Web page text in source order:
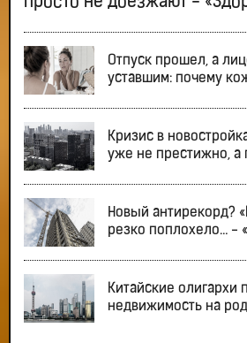
Отпуск прошел, а
уставшим: почему
Кризис в
уже не престижно, а
Новый антирекорд?
резко поплохело… -
Китайские олигархи
недвижимость на